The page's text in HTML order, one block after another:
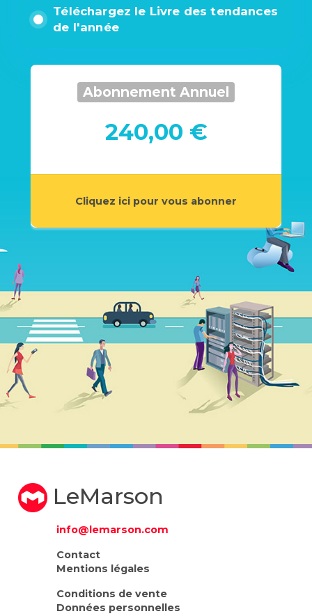
Téléchargez le Livre des tendances
de l'année
Abonnement Annuel
240,00 €
Cliquez ici pour vous abonner
LeMarson
info@lemarson.com
Contact
Mentions légales
Conditions de vente
Données personnelles